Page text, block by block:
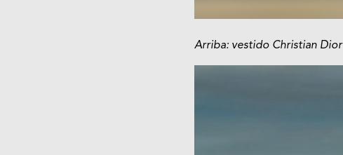
Arriba: vestido Christian Dior